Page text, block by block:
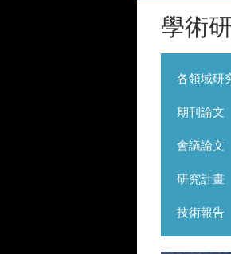
學術
各領域研
期刊論文
會議論文
研究計畫
技術報告